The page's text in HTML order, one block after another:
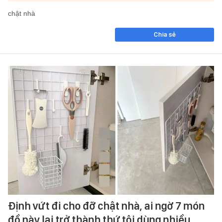
chật nhà
Chia sẻ
Định vứt đi cho đỡ chật nhà, ai ngờ 7 món